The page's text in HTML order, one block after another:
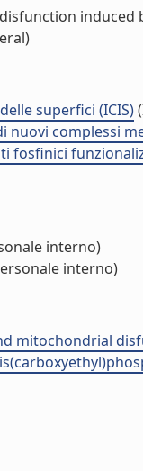
superfici (ICIS)
nuovi complessi
fosfinici
interno)
interno)
mitochondrial